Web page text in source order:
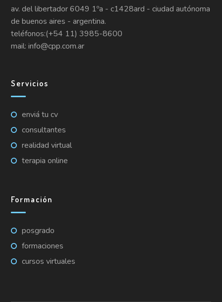
av. del libertador 6049 1ºa - c1428ard - ciudad autónoma
de buenos aires - argentina.
teléfonos:(+54 11) 3985-8600
mail: info@cpp.com.ar
Servicios
enviá tu cv
consultantes
realidad virtual
terapia online
Formación
posgrado
formaciones
cursos virtuales